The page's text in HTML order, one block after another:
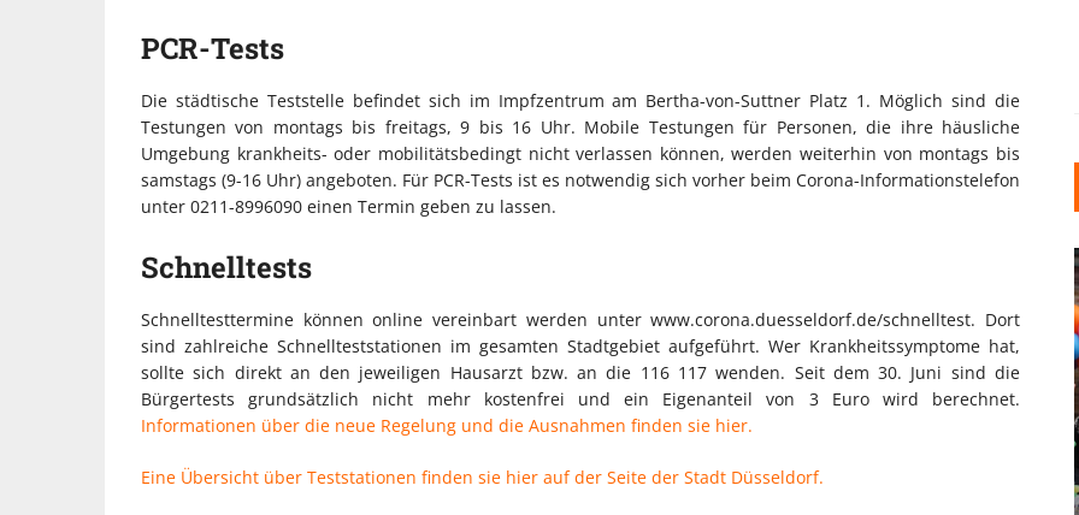
PCR-Tests
Die städtische Teststelle befindet sich im Impfzentrum am Bertha-von-Suttner Platz 1. Möglich sind die
Testungen von montags bis freitags, 9 bis 16 Uhr. Mobile Testungen für Personen, die ihre häusliche
Umgebung krankheits- oder mobilitätsbedingt nicht verlassen können, werden weiterhin von montags bis
samstags (9-16 Uhr) angeboten. Für PCR-Tests ist es notwendig sich vorher beim Corona-Informationstelefon
unter 0211-8996090 einen Termin geben zu lassen.
Schnelltests
Schnelltesttermine können online vereinbart werden unter www.corona.duesseldorf.de/schnelltest. Dort
sind zahlreiche Schnellteststationen im gesamten Stadtgebiet aufgeführt. Wer Krankheitssymptome hat,
sollte sich direkt an den jeweiligen Hausarzt bzw. an die 116 117 wenden. Seit dem 30. Juni sind die
Bürgertests grundsätzlich nicht mehr kostenfrei und ein Eigenanteil von 3 Euro wird berechnet.
Informationen über die neue Regelung und die Ausnahmen finden sie hier.
Eine Übersicht über Teststationen finden sie hier auf der Seite der Stadt Düsseldorf.
INDUSTRIELLER CHIC: WIE
LOFT-STIL IN IHREM